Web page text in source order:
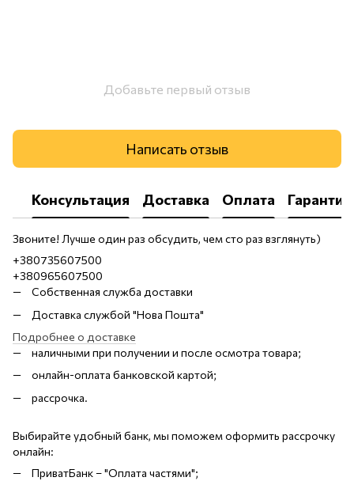
Добавьте первый отзыв
Написать отзыв
Консультация Доставка Оплата Гарантия
Звоните! Лучше один раз обсудить, чем сто раз взглянуть)
+380735607500
+380965607500
Собственная служба доставки
Доставка службой "Нова Пошта"
Подробнее о доставке
наличными при получении и после осмотра товара;
онлайн-оплата банковской картой;
рассрочка.
Выбирайте удобный банк, мы поможем оформить рассрочку
онлайн:
ПриватБанк – "Оплата частями";